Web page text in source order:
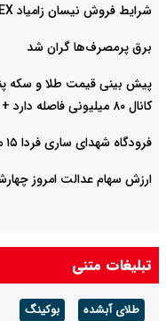
شرایط فروش نیسان زامیاد EX مرداد ۱۴۰۵ اعلام شد
برق پرمصرف‌ها گران شد
کانال ۸۰ میلیونی فاصله دارد + جدول
فرودگاه شهدای ساری فردا ۱۵ مرداد ۱۴۰۵ تعطیل می‌شود
ارزش سهام عدالت امروز چهارشنبه ۱۴ مرداد ۱۴۰۵ چقدر
تبلیغات متنی
طلای آبشده بوکینگ